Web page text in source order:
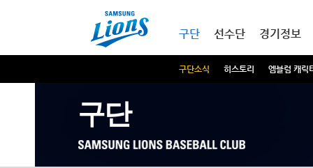
구단
구단소식 히스토리 엠블럼 캐릭
선수단 경기정보
구단